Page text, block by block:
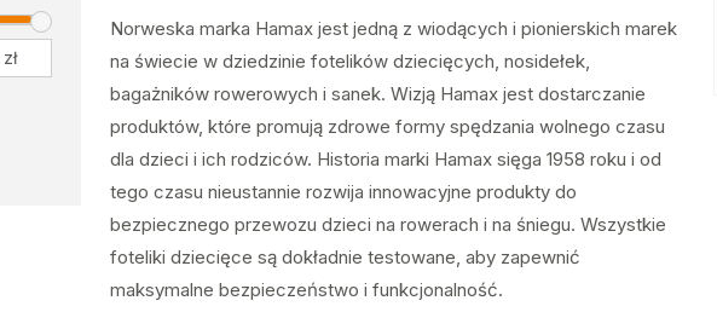
Norweska marka Hamax jest jedną z wiodących i pionierskich marek
na świecie w dziedzinie fotelików dziecięcych, nosidełek,
bagażników rowerowych i sanek. Wizją Hamax jest dostarczanie
produktów, które promują zdrowe formy spędzania wolnego czasu
dla dzieci i ich rodziców. Historia marki Hamax sięga 1958 roku i od
tego czasu nieustannie rozwija innowacyjne produkty do
bezpiecznego przewozu dzieci na rowerach i na śniegu. Wszystkie
foteliki dziecięce są dokładnie testowane, aby zapewnić
maksymalne bezpieczeństwo i funkcjonalność.